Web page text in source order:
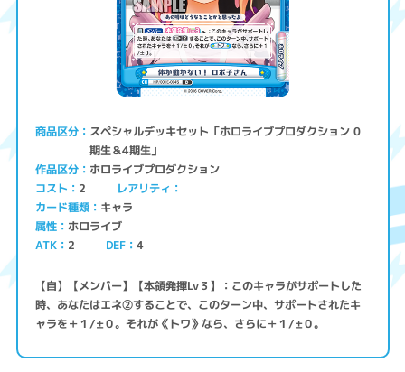
商品区分 スペシャルデッキセット「ホロライブプロダクション 0
期生＆4期生」
作品区分 ホロライブプロダクション
コスト 2
レアリティ
カード種類
キャラ
属性 ホロライブ
ATK 2 DEF 4
【自】【メンバー】【本領発揮Lv３】：このキャラがサポートした
時、あなたはエネ②することで、このターン中、サポートされたキ
ャラを＋１/±０。それが《トワ》なら、さらに＋１/±０。